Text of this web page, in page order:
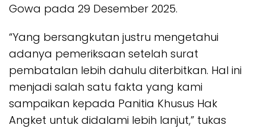
Gowa pada 29 Desember 2025.
“Yang bersangkutan justru mengetahui
adanya pemeriksaan setelah surat
pembatalan lebih dahulu diterbitkan. Hal ini
menjadi salah satu fakta yang kami
sampaikan kepada Panitia Khusus Hak
Angket untuk didalami lebih lanjut,” tukas